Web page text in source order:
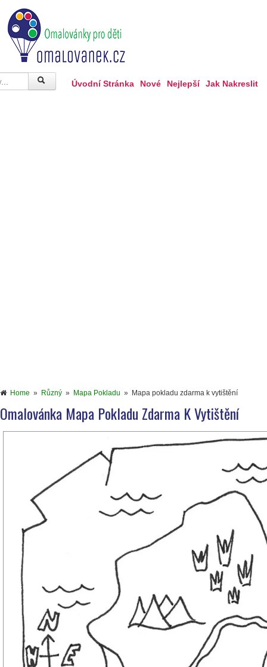
Úvodní Stránka Nové Nejlepší Jak Nakreslit
Home » Různý » Mapa Pokladu » Mapa pokladu zdarma k vytištění
Omalovánka Mapa Pokladu Zdarma K Vytištění